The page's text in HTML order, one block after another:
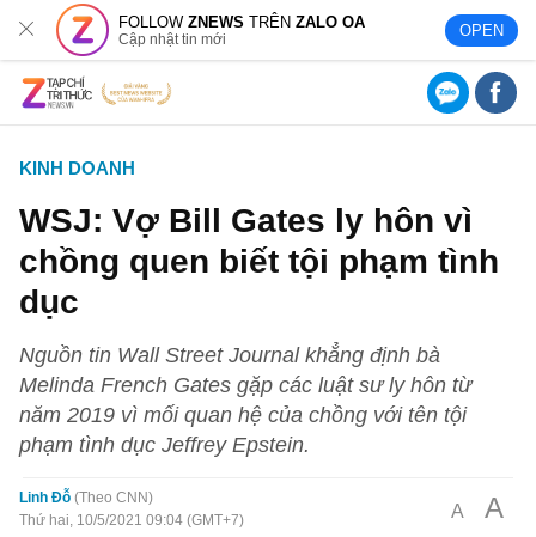
FOLLOWZNEWS TRÊNZALO OA
Cập nhật tin mới OPEN
KINH DOANH
WSJ: Vợ Bill Gates ly hôn vì
chồng quen biết tội phạm tình
dục
Nguồn tin Wall Street Journal khẳng định bà
Melinda French Gates gặp các luật sư ly hôn từ
năm 2019 vì mối quan hệ của chồng với tên tội
phạm tình dục Jeffrey Epstein.
Linh Đỗ Theo CNN
Thứ hai, 10/5/2021 09:04 (GMT+7)
A A